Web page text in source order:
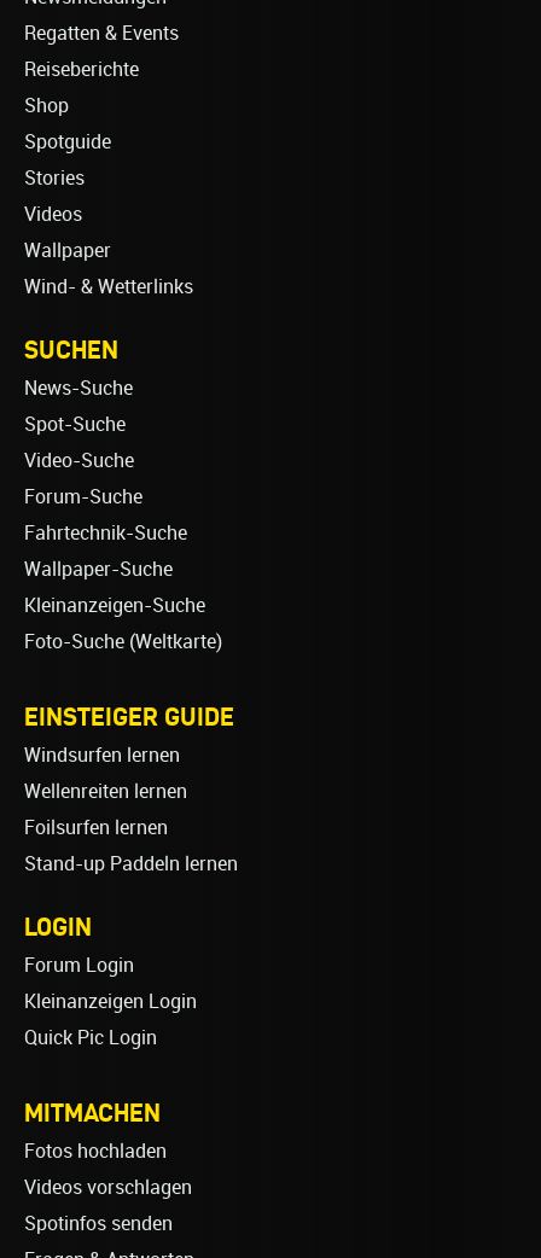
Regatten & Events
Reiseberichte
Shop
Spotguide
Stories
Videos
Wallpaper
Wind- & Wetterlinks
SUCHEN
News-Suche
Spot-Suche
Video-Suche
Forum-Suche
Fahrtechnik-Suche
Wallpaper-Suche
Kleinanzeigen-Suche
Foto-Suche (Weltkarte)
EINSTEIGER GUIDE
Windsurfen lernen
Wellenreiten lernen
Foilsurfen lernen
Stand-up Paddeln lernen
LOGIN
Forum Login
Kleinanzeigen Login
Quick Pic Login
MITMACHEN
Fotos hochladen
Videos vorschlagen
Spotinfos senden